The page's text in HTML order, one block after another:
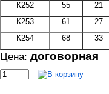
К252
55
21
К253
61
27
К254
68 33
Цена: договорная